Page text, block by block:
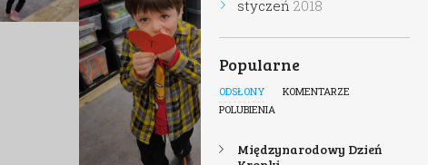
styczeń 2018
Popularne
ODSŁONY
KOMENTARZE
POLUBIENIA
Międzynarodowy Dzień